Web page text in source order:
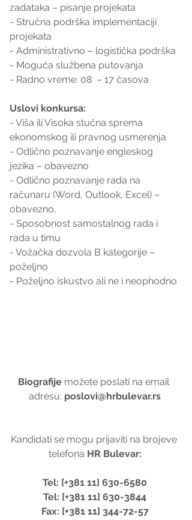
zadataka – pisanje projekata
- Stručna podrška implementaciji
projekata
- Administrativno – logistička podrška
- Moguća službena putovanja
- Radno vreme: 08  – 17 časova
Uslovi konkursa:
- Viša ili Visoka stučna sprema
ekonomskog ili pravnog usmerenja
- Odlično poznavanje engleskog
jezika – obavezno
- Odlično poznavanje rada na
računaru (Word, Outlook, Excel) –
obavezno,
- Sposobnost samostalnog rada i
rada u timu
- Vožačka dozvola B kategorije –
poželjno
- Poželjno iskustvo ali ne i neophodno
Biografije možete poslati na email
adresu: poslovi@hrbulevar.rs
Kandidati se mogu prijaviti na brojeve
telefona HR Bulevar:
Tel: [+381 11] 630-6580
Tel: [+381 11] 630-3844
Fax: [+381 11] 344-72-57